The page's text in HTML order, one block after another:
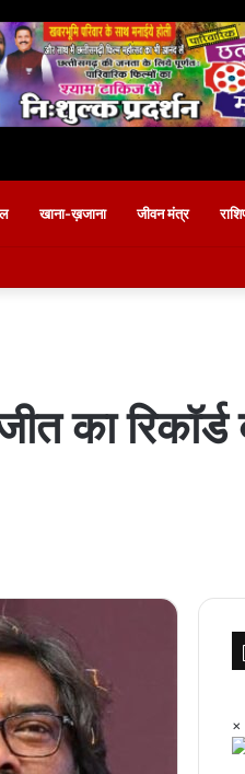
खाना-ख़जाना जीवन मंत्र
का रिकॉर्ड
×